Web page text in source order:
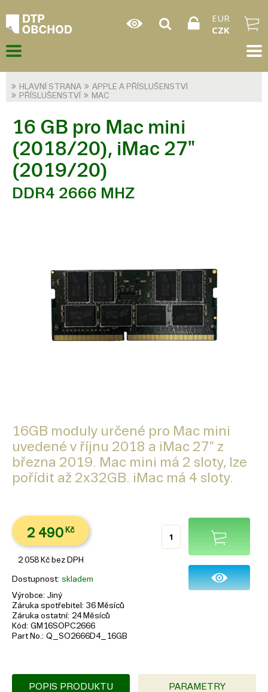
EUR
CZK
HLAVNÍ STRANA
APPLE A PŘÍSLUŠENSTVÍ
PŘÍSLUŠENSTVÍ
MAC
16 GB pro Mac mini
(2018/20), iMac 27"
(2019/20)
DDR4 2666 MHZ
16GB moduly určené pro Mac mini
uvedené v říjnu 2018 a iMac 27" z
března 2019. Mac mini má 2 sloty, lze
pořídit až 2x32GB. iMac má 4 sloty.
2 490 Kč
2 058 Kč bez DPH
Dostupnost skladem
Výrobce Jiný
Záruka spotřebitel
36 Měsíců
Záruka ostatní 24 Měsíců
Kód GM16SOPC2666
Part No. Q_SO2666D4_16GB
POPIS PRODUKTU PARAMETRY